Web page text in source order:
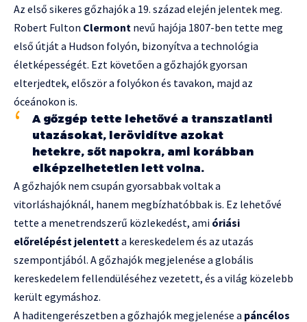
Az első sikeres gőzhajók a 19. század elején jelentek meg.
Robert Fulton Clermont nevű hajója 1807-ben tette meg
első útját a Hudson folyón, bizonyítva a technológia
életképességét. Ezt követően a gőzhajók gyorsan
elterjedtek, először a folyókon és tavakon, majd az
óceánokon is.
A gőzgép tette lehetővé a transzatlanti
utazásokat, lerövidítve azokat
hetekre, sőt napokra, ami korábban
elképzelhetetlen lett volna.
A gőzhajók nem csupán gyorsabbak voltak a
vitorláshajóknál, hanem megbízhatóbbak is. Ez lehetővé
tette a menetrendszerű közlekedést, ami óriási
előrelépést jelentett a kereskedelem és az utazás
szempontjából. A gőzhajók megjelenése a globális
kereskedelem fellendüléséhez vezetett, és a világ közelebb
került egymáshoz.
A haditengerészetben a gőzhajók megjelenése a páncélos